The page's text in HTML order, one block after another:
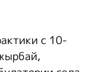
с 10-